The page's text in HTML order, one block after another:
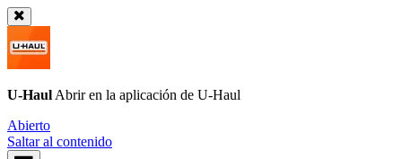
U-Haul Abrir en la aplicación de U-Haul
Abierto
Saltar al contenido